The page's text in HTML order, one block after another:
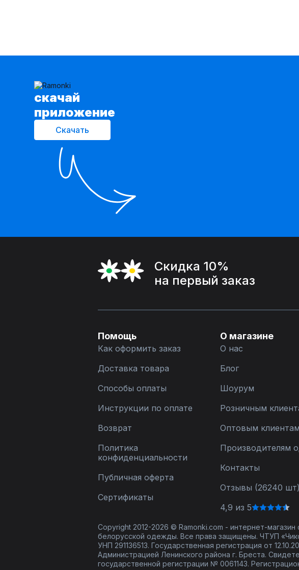
cкачай
приложение
Скачать
Скидка 10%
на первый заказ
Помощь
Как оформить заказ
Доставка товара
Способы оплаты
Инструкции по оплате
Возврат
Политика
конфиденциальности
Публичная оферта
Сертификаты
О магазине
О нас
Блог
Шоурум
Розничным
Оптовым клиентам
Производителям
Контакты
Отзывы (26240 шт)
4,9 из 5
Copyright 2012-2026 © Ramonki.com - интернет-магазин
белорусской одежды. Все права защищены. ЧТУП
УНП 291136513. Государственная регистрация от
Администрацией Ленинского района г. Бреста.
государственной регистрации № 0061143.